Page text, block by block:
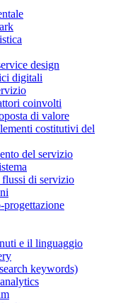
design
digitali
coinvolti
di valore
costitutivi del
del servizio
flussi di servizio
progettazione
e il linguaggio
keywords)